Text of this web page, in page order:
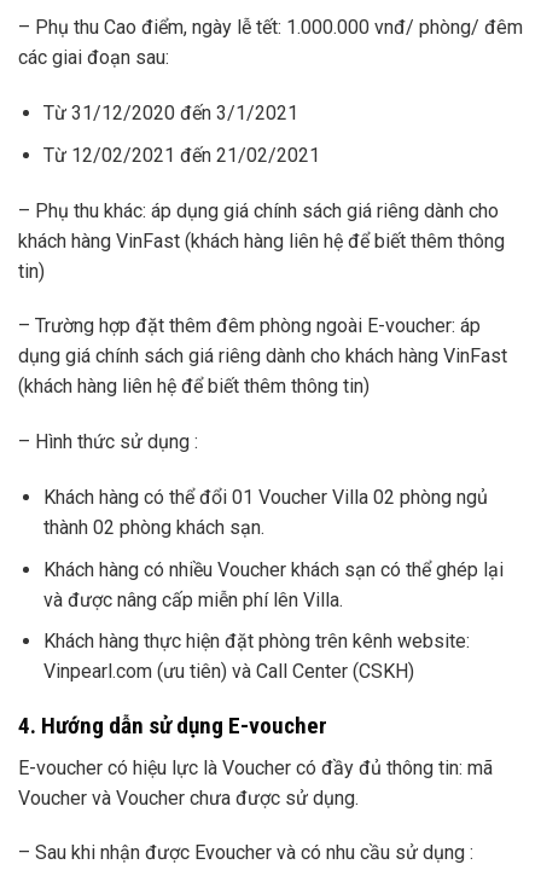
– Phụ thu Cao điểm, ngày lễ tết: 1.000.000 vnđ/ phòng/ đêm
các giai đoạn sau:
Từ 31/12/2020 đến 3/1/2021
Từ 12/02/2021 đến 21/02/2021
– Phụ thu khác: áp dụng giá chính sách giá riêng dành cho
khách hàng VinFast (khách hàng liên hệ để biết thêm thông
tin)
– Trường hợp đặt thêm đêm phòng ngoài E-voucher: áp
dụng giá chính sách giá riêng dành cho khách hàng VinFast
(khách hàng liên hệ để biết thêm thông tin)
– Hình thức sử dụng :
Khách hàng có thể đổi 01 Voucher Villa 02 phòng ngủ
thành 02 phòng khách sạn.
Khách hàng có nhiều Voucher khách sạn có thể ghép lại
và được nâng cấp miễn phí lên Villa.
Khách hàng thực hiện đặt phòng trên kênh website:
Vinpearl.com (ưu tiên) và Call Center (CSKH)
4. Hướng dẫn sử dụng E-voucher
E-voucher có hiệu lực là Voucher có đầy đủ thông tin: mã
Voucher và Voucher chưa được sử dụng.
– Sau khi nhận được Evoucher và có nhu cầu sử dụng :